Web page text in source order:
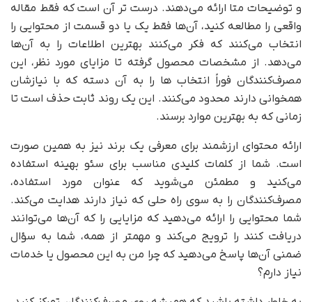
و توضیحات متا ارائه می‌دهند. درست تر آن است که فقط مقاله
واقعی را مطالعه کنید، آن‌ها فقط یک یا دو قسمت از محتوایی را
انتخاب می‌کنند که فکر می‌کنند بهترین اطلاعات را به آن‌ها
می‌دهد. از مشخصات محصول گرفته تا مزایای مورد نظر، این
مصرف‌کنندگان فوراً انتخاب ها را به آن دسته که با نیازشان
همخوانی دارند محدود می‌کنند. این یک روند ثابت حذف است تا
زمانی که به بهترین موارد برسند.
ارائه محتوای ارزشمند برای معرفی یک برند نیز به همین صورت
است. شما از کلمات کلیدی مناسب برای سئو بهینه استفاده
می‌کنید و مطمئن می‌شوید که عنوان مورد استفاده،
مصرف‌کنندگان را به سوی راه حلی که نیاز دارند هدایت می‌کند.
شما محتوایی را ارائه می‌دهید که مزایایی را که آن‌ها می‌توانند
دریافت کنند را ترویج می‌کند و مهمتر از همه، شما به سؤال
ضمنی آن‌ها پاسخ می‌دهید که چرا من به این محصول یا خدمات
نیاز دارم؟